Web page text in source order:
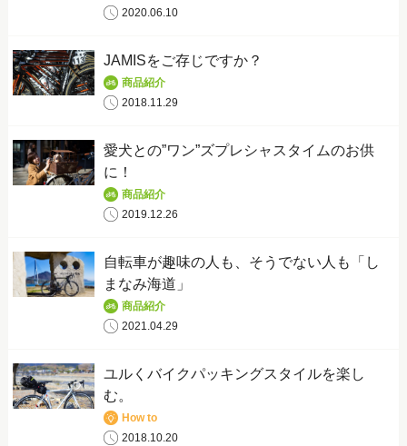
2020.06.10
JAMISをご存じですか？
商品紹介
2018.11.29
愛犬との”ワン”ズプレシャスタイムのお供
に！
商品紹介
2019.12.26
自転車が趣味の人も、そうでない人も「し
まなみ海道」
商品紹介
2021.04.29
ユルくバイクパッキングスタイルを楽し
む。
How to
2018.10.20